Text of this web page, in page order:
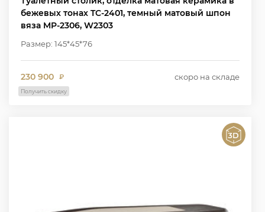
бежевых тонах TC-2401, темный матовый шпон
вяза MP-2306, W2303
Размер: 145*45*76
230 900 ₽ скоро на складе
Получить скидку